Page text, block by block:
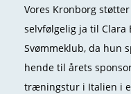
Vores Kronborg
selvfølgelig ja til Clara
Svømmeklub, da hun
hende til årets
træningstur i Italien i